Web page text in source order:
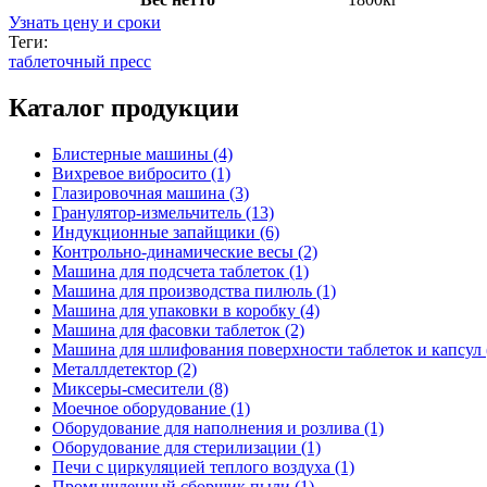
Узнать цену и сроки
Теги:
таблеточный пресс
Каталог продукции
Блистерные машины (4)
Вихревое вибросито (1)
Глазировочная машина (3)
Гранулятор-измельчитель (13)
Индукционные запайщики (6)
Контрольно-динамические весы (2)
Машина для подсчета таблеток (1)
Машина для производства пилюль (1)
Машина для упаковки в коробку (4)
Машина для фасовки таблеток (2)
Машина для шлифования поверхности таблеток и капсул
Металлдетектор (2)
Миксеры-смесители (8)
Моечное оборудование (1)
Оборудование для наполнения и розлива (1)
Оборудование для стерилизации (1)
Печи с циркуляцией теплого воздуха (1)